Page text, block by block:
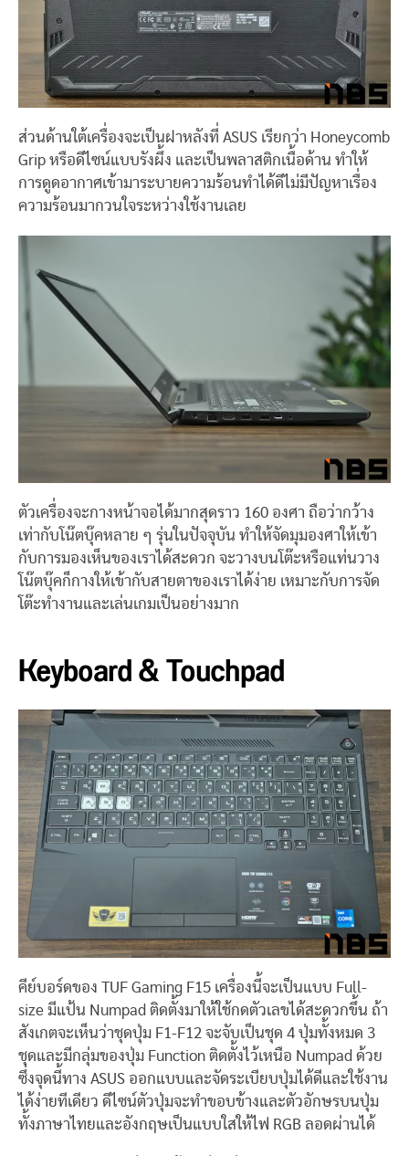
ส่วนด้านใต้เครื่องจะเป็นฝาหลังที่ ASUS เรียกว่า Honeycomb
Grip หรือดีไซน์แบบรังผึ้ง และเป็นพลาสติกเนื้อด้าน ทำให้
การดูดอากาศเข้ามาระบายความร้อนทำได้ดีไม่มีปัญหาเรื่อง
ความร้อนมากวนใจระหว่างใช้งานเลย
ตัวเครื่องจะกางหน้าจอได้มากสุดราว 160 องศา ถือว่ากว้าง
เท่ากับโน๊ตบุ๊คหลาย ๆ รุ่นในปัจจุบัน ทำให้จัดมุมองศาให้เข้า
กับการมองเห็นของเราได้สะดวก จะวางบนโต๊ะหรือแท่นวาง
โน๊ตบุ๊คก็กางให้เข้ากับสายตาของเราได้ง่าย เหมาะกับการจัด
โต๊ะทำงานและเล่นเกมเป็นอย่างมาก
Keyboard & Touchpad
คีย์บอร์ดของ TUF Gaming F15 เครื่องนี้จะเป็นแบบ Full-
size มีแป้น Numpad ติดตั้งมาให้ใช้กดตัวเลขได้สะดวกขึ้น ถ้า
สังเกตจะเห็นว่าชุดปุ่ม F1-F12 จะจับเป็นชุด 4 ปุ่มทั้งหมด 3
ชุดและมีกลุ่มของปุ่ม Function ติดตั้งไว้เหนือ Numpad ด้วย
ซึ่งจุดนี้ทาง ASUS ออกแบบและจัดระเบียบปุ่มได้ดีและใช้งาน
ได้ง่ายทีเดียว ดีไซน์ตัวปุ่มจะทำขอบข้างและตัวอักษรบนปุ่ม
ทั้งภาษาไทยและอังกฤษเป็นแบบใสให้ไฟ RGB ลอดผ่านได้